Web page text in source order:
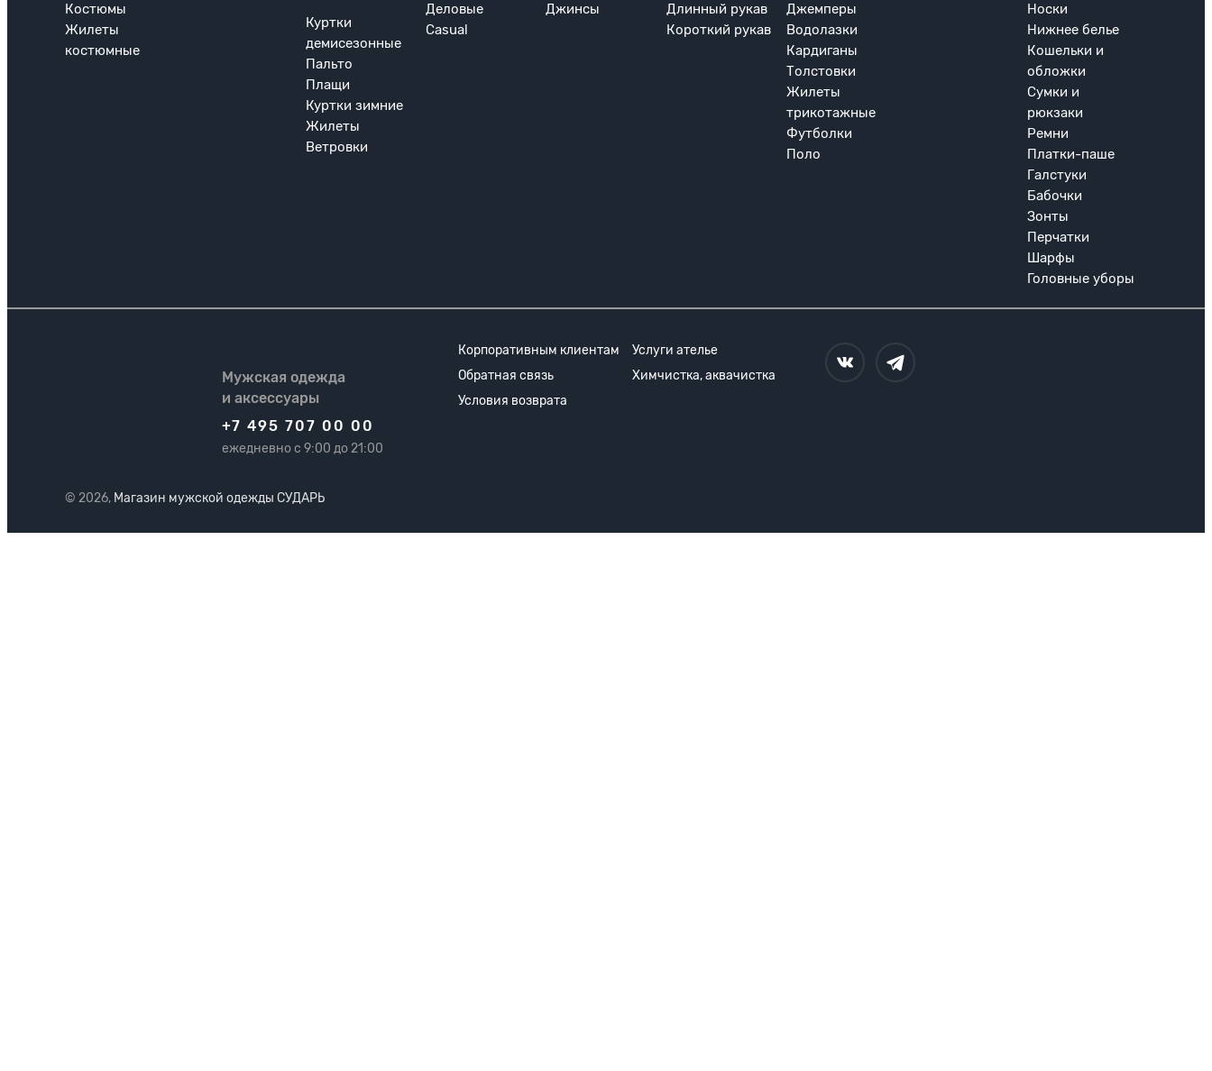
Костюмы
Жилеты
костюмные
Куртки
демисезонные
Пальто
Плащи
Куртки зимние
Жилеты
Ветровки
Деловые
Casual
Джинсы
Длинный рукав
Короткий рукав
Джемперы
Водолазки
Кардиганы
Толстовки
Жилеты
трикотажные
Футболки
Поло
Носки
Нижнее белье
Кошельки и
обложки
Сумки и
рюкзаки
Ремни
Платки-паше
Галстуки
Бабочки
Зонты
Перчатки
Шарфы
Головные уборы
Мужская одежда
и аксессуары
+7 495 707 00 00
ежедневно с 9:00 до 21:00
Корпоративным клиентам
Услуги ателье
Обратная связь
Химчистка, аквачистка
Условия возврата
© 2026, Магазин мужской одежды СУДАРЬ